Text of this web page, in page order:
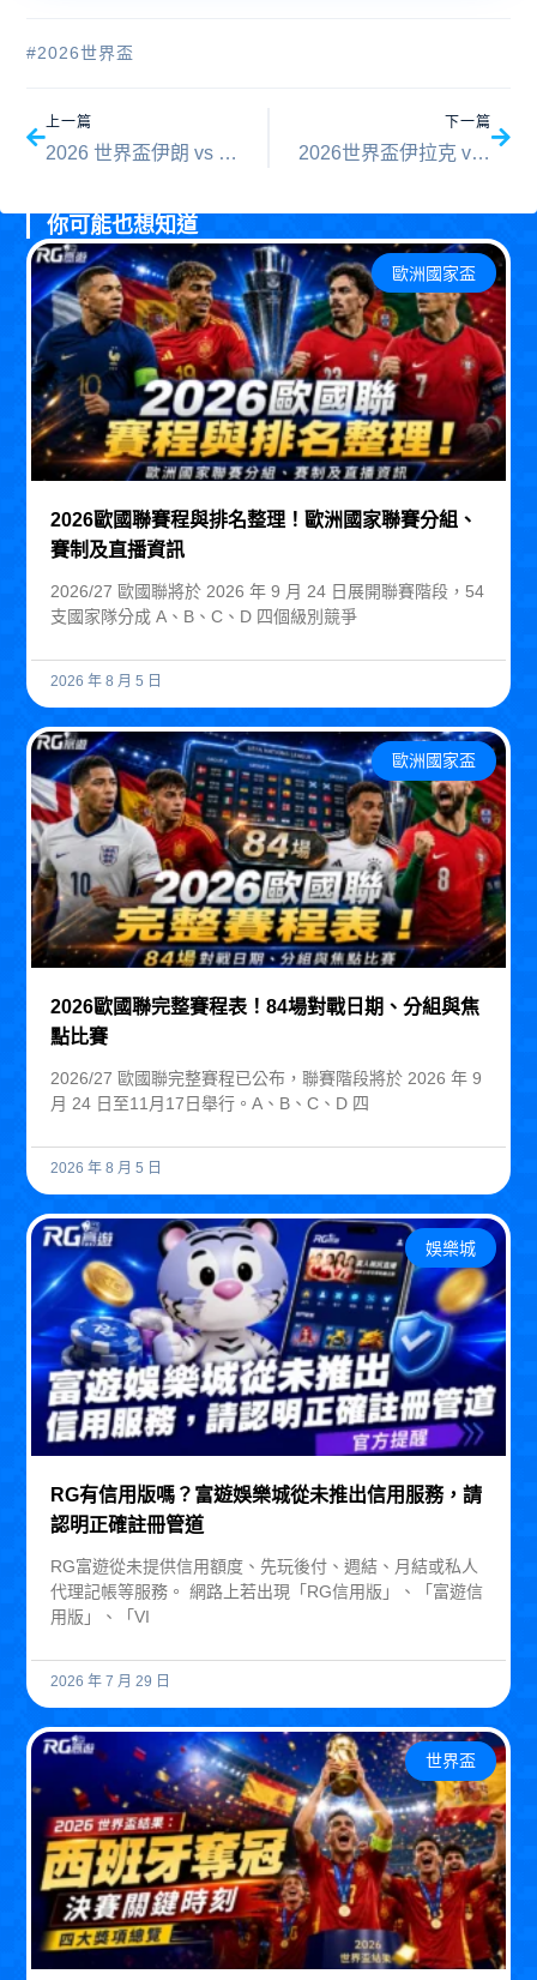
#2026世界盃
上一篇
2026 世界盃伊朗 vs 紐西蘭比分預測：賽前完整評估與勝負分析
下一篇
2026世界盃伊拉克 vs 挪威比分預測：哈蘭德首秀對決巴比倫雄獅
你可能也想知道
歐洲國家盃
2026歐國聯賽程與排名整理！歐洲國家聯賽分組、
賽制及直播資訊
2026/27 歐國聯將於 2026 年 9 月 24 日展開聯賽階段，54
支國家隊分成 A、B、C、D 四個級別競爭
2026 年 8 月 5 日
歐洲國家盃
2026歐國聯完整賽程表！84場對戰日期、分組與焦
點比賽
2026/27 歐國聯完整賽程已公布，聯賽階段將於 2026 年 9
月 24 日至11月17日舉行。A、B、C、D 四
2026 年 8 月 5 日
娛樂城
RG有信用版嗎？富遊娛樂城從未推出信用服務，請
認明正確註冊管道
RG富遊從未提供信用額度、先玩後付、週結、月結或私人
代理記帳等服務。 網路上若出現「RG信用版」、「富遊信
用版」、「VI
2026 年 7 月 29 日
世界盃